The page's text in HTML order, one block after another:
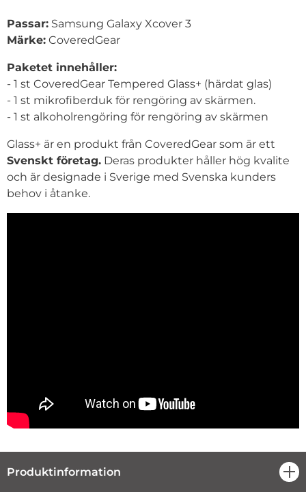
Passar: Samsung Galaxy Xcover 3
Märke: CoveredGear
Paketet innehåller:
- 1 st CoveredGear Tempered Glass+ (härdat glas)
- 1 st mikrofiberduk för rengöring av skärmen.
- 1 st alkoholrengöring för rengöring av skärmen
Glass+ är en produkt från CoveredGear som är ett
Svenskt företag. Deras produkter håller hög kvalite
och är designade i Sverige med Svenska kunders
behov i åtanke.
Produktinformation